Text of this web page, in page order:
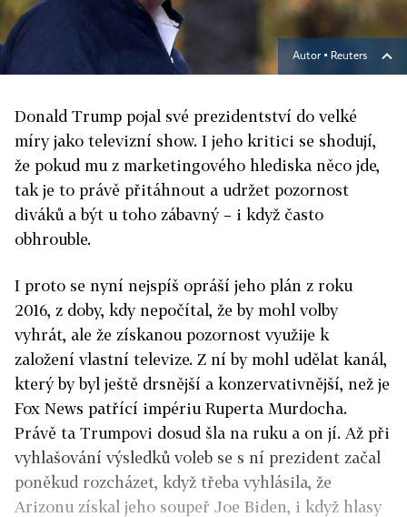
Autor ▪ Reuters
Donald Trump pojal své prezidentství do velké
míry jako televizní show. I jeho kritici se shodují,
že pokud mu z marketingového hlediska něco jde,
tak je to právě přitáhnout a udržet pozornost
diváků a být u toho zábavný – i když často
obhrouble.
I proto se nyní nejspíš opráší jeho plán z roku
2016, z doby, kdy nepočítal, že by mohl volby
vyhrát, ale že získanou pozornost využije k
založení vlastní televize. Z ní by mohl udělat kanál,
který by byl ještě drsnější a konzervativnější, než je
Fox News patřící impériu Ruperta Murdocha.
Právě ta Trumpovi dosud šla na ruku a on jí. Až při
vyhlašování výsledků voleb se s ní prezident začal
poněkud rozcházet, když třeba vyhlásila, že
Arizonu získal jeho soupeř Joe Biden, i když hlasy